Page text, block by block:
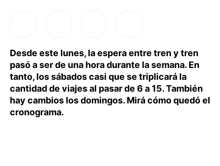
Desde este lunes, la espera entre tren y tren
pasó a ser de una hora durante la semana. En
tanto, los sábados casi que se triplicará la
cantidad de viajes al pasar de 6 a 15. También
hay cambios los domingos. Mirá cómo quedó el
cronograma.